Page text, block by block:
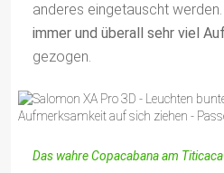
anderes eingetauscht
immer und überall sehr viel
gezogen.
Das wahre Copacabana am